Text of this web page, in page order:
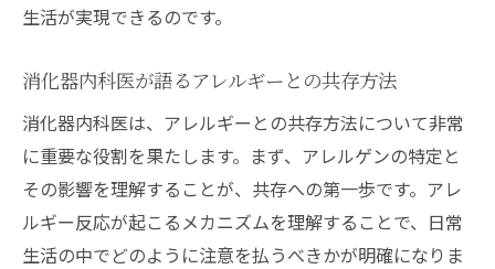
生活が実現できるのです。
消化器内科医が語るアレルギーとの共存方法
消化器内科医は、アレルギーとの共存方法について非常
に重要な役割を果たします。まず、アレルゲンの特定と
その影響を理解することが、共存への第一歩です。アレ
ルギー反応が起こるメカニズムを理解することで、日常
生活の中でどのように注意を払うべきかが明確になりま